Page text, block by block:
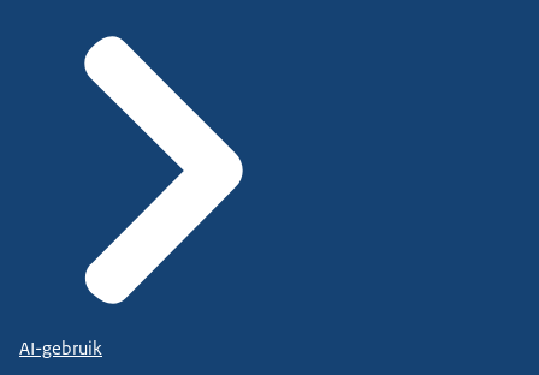
AI-gebruik